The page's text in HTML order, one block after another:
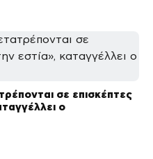
σε επισκέπτες
ο